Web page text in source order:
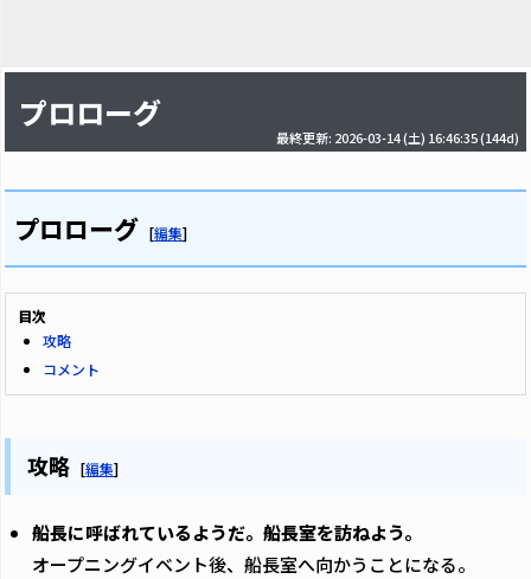
プロローグ
最終更新: 2026-03-14 (土) 16:46:35(144d)
プロローグ [編集]
目次
攻略
コメント
攻略 [編集]
船長に呼ばれているようだ。船長室を訪ねよう。
オープニングイベント後、船長室へ向かうことになる。